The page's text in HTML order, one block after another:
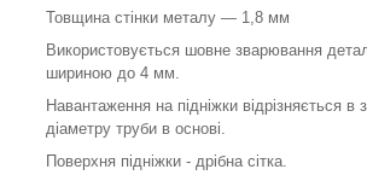
Товщина стінки металу ― 1,8 мм
Використовується шовне зварювання
шириною до 4 мм.
Навантаження на підніжки відрізняється в
діаметру труби в основі.
Поверхня підніжки - дрібна сітка.